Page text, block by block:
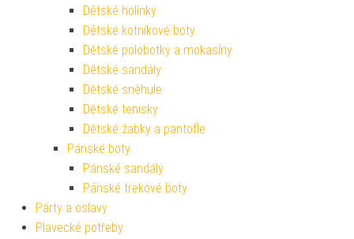
Dětské holínky
Dětské kotníkové boty
Dětské polobotky a mokasíny
Dětské sandály
Dětské sněhule
Dětské tenisky
Dětské žabky a pantofle
Pánské boty
Pánské sandály
Pánské trekové boty
Párty a oslavy
Plavecké potřeby